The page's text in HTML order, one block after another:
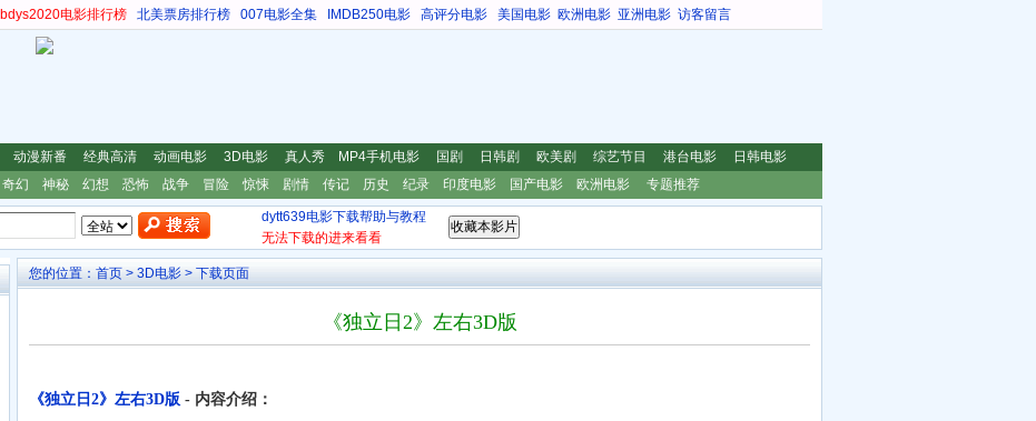
bdys2020电影排行榜 北美票房排行榜 007电影全集 IMDB250电影 高评分电影 美国电影 欧洲电影 亚洲电影 访客留言
动漫新番 经典高清 动画电影 3D电影 真人秀 MP4手机电影 国剧 日韩剧 欧美剧 综艺节目 港台电影
日韩电影
奇幻 神秘 幻想 恐怖 战争 冒险 惊悚 剧情 传记 历史 纪录 印度电影 国产电影 欧洲电影 专题推荐
dytt639电影下载帮助与教程
无法下载的进来看看
您的位置： 首页 > 3D电影 > 下载页面
《独立日2》左右3D版
《独立日2》左右3D版 - 内容介绍：